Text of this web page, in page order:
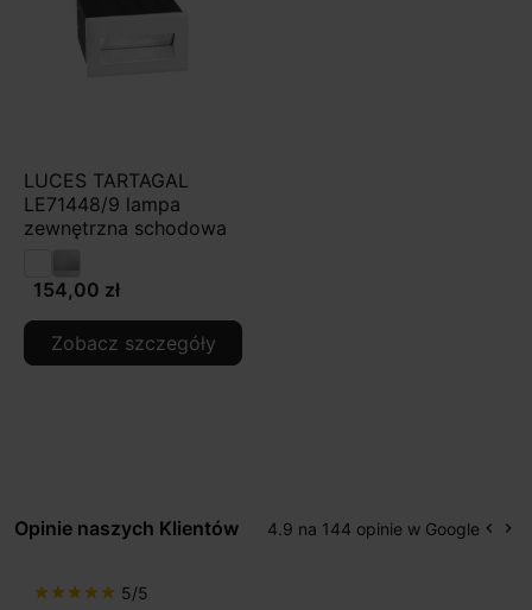
LUCES TARTAGAL
LE71448/9 lampa
zewnętrzna schodowa
154,00 zł
Zobacz szczegóły
Opinie naszych Klientów 4.9 na 144 opinie w Google keyboard_arrow_left keyboard_arrow_right
star star star star star 5/5